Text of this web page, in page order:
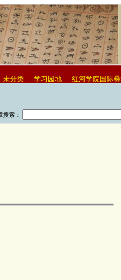
未分类 学习园地 红河学院国际
搜索：